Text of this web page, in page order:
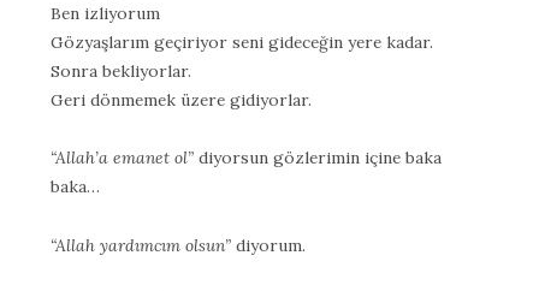
Ben izliyorum
Gözyaşlarım geçiriyor seni gideceğin yere kadar.
Sonra bekliyorlar.
Geri dönmemek üzere gidiyorlar.
“Allah’a emanet ol” diyorsun gözlerimin içine baka
baka…
“Allah yardımcım olsun” diyorum.